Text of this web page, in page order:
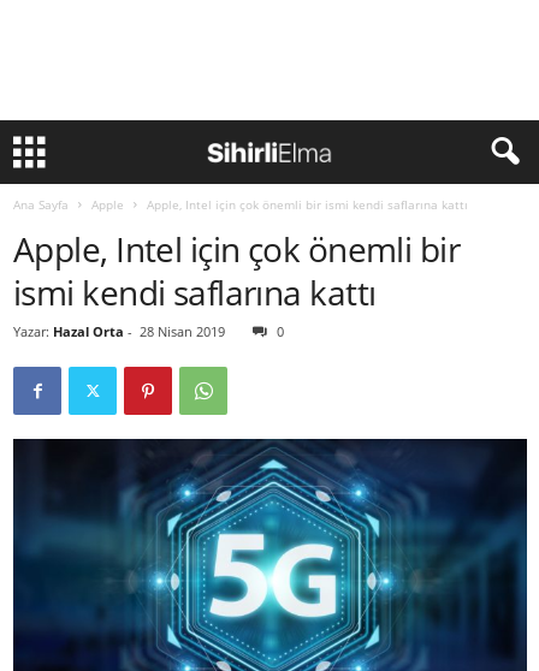
Ana Sayfa Apple Apple, Intel için çok önemli bir ismi kendi saflarına kattı
Apple, Intel için çok önemli bir
ismi kendi saflarına kattı
Yazar: Hazal Orta - 28 Nisan 2019 0